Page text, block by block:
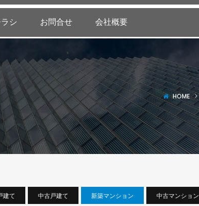
シ お問合せ 会社概要
HOME
建て 中古戸建て 新築マンション 中古マンション